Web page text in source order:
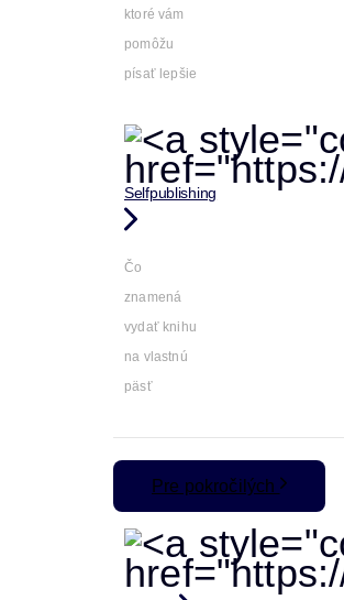
ktoré vám
pomôžu
písať lepšie
Selfpublishing
Čo
znamená
vydať knihu
na vlastnú
päsť
Pre pokročilých